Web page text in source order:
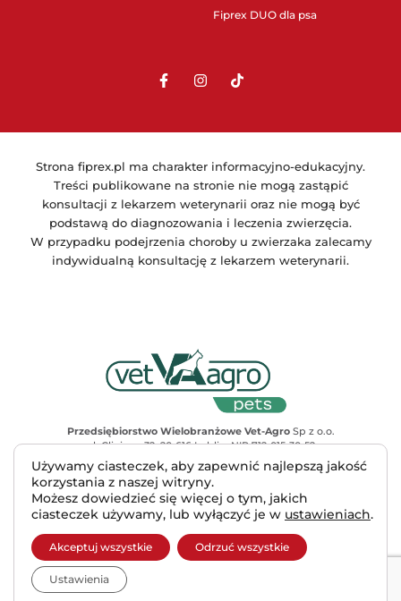
Fiprex DUO dla psa
Strona fiprex.pl ma charakter informacyjno-edukacyjny.
Treści publikowane na stronie nie mogą zastąpić
konsultacji z lekarzem weterynarii oraz nie mogą być
podstawą do diagnozowania i leczenia zwierzęcia.
W przypadku podejrzenia choroby u zwierzaka zalecamy
indywidualną konsultację z lekarzem weterynarii.
Przedsiębiorstwo Wielobranżowe Vet-AgroSp z o.o.
ul. Gliniana 32, 20-616 Lublin, NIP 712-015-30-52
Adres do korespondencji : ul. Mełgiewska 18, 20-234 Lublin
tel. +48 81 445 23 00, e-mail vet-agro@vet-agro.pl
www.vet-agro.pl
Copyright © 2025 VET-AGRO Sp. z o. o.
Made with
Używamy ciasteczek, aby zapewnić najlepszą jakość
korzystania z naszej witryny.
Możesz dowiedzieć się więcej o tym, jakich
ciasteczek używamy, lub wyłączyć je w ustawieniach.
Akceptuj wszystkie Odrzuć wszystkie
Ustawienia